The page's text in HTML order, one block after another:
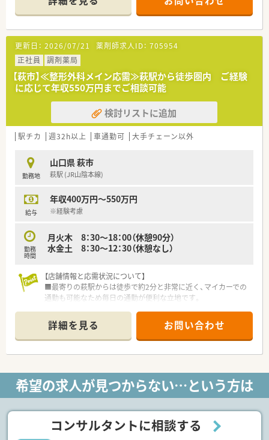
■広々とした駐車場があり、マイカー通勤も可能で快適に通うこ
とができます。
【募集背景と求める人物像について】
■体制強化を見据えた増員募集であり、即戦力として活躍できる
経験者を歓迎しています。
■小児科経験のある方は優遇し、これまでの経験を存分に発揮で
きる環境を整えています。
■地域に根差した薬局で、患者様と長くお付き合いしながら信頼
関係を築きたい方を求めます。
【法人特徴について】
■山口県萩市内に2店舗を展開する地域密着型の調剤薬局で、ア
■転居を伴う転勤がないため、住み慣れた地域で長期的に安定し
て働きたい方に最適です。
■地元出身のスタッフも多く在籍しており、地域の医療事情に詳
更新日： 2026/07/21 薬剤師求人ID： 705954
正社員
調剤薬局
【萩市】≪整形外科メイン応需≫萩駅から徒歩圏内 ご経験
に応じて年収550万円までご相談可能
検討リストに追加
駅チカ 週32h以上 車通勤可 大手チェーン以外
勤務地
山口県 萩市
萩駅 (JR山陰本線)
給与
年収400万円～550万円
※経験考慮
勤務
時間
月火木 8：30～18：00（休憩90分）
水金土 8：30～12：30（休憩なし）
【店舗情報と応需状況について】
■最寄りの萩駅からは徒歩で約2分と非常に近く、マイカーでの
通勤も可能なため毎日の通勤が便利な立地です。
り、リハビリテーション科の処方にも対応します。
■月曜、火曜、木曜は18時まで、水曜、金曜、土曜日は12時30分ま
での半日開局している店舗です。
■今回の募集は体制強化を目的としており、整形外科メインの環
境で専門知識を身につけたい方を歓迎いたします。
■患者様の生活の質や日常生活動作を考慮した、思いやりのある
向上に前向きに取り組める意欲的な方を募集します。
詳細を見る お問い合わせ
希望の求人が見つからない…という方は
コンサルタントに相談する